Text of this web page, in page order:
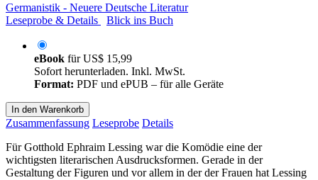
Germanistik - Neuere Deutsche Literatur
Leseprobe & Details
Blick ins Buch
eBook fürUS$ 15,99
Sofort herunterladen. Inkl. MwSt.
Format: PDF und ePUB – für alle Geräte
In den Warenkorb
Zusammenfassung Leseprobe Details
Für Gotthold Ephraim Lessing war die Komödie eine der
wichtigsten literarischen Ausdrucksformen. Gerade in der
Gestaltung der Figuren und vor allem in der der Frauen hat Lessing